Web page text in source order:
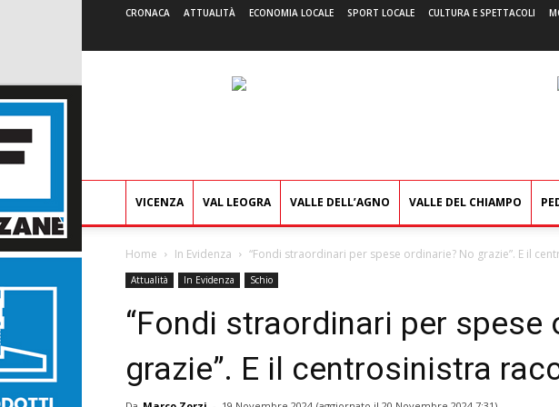
CRONACA ATTUALITÀ ECONOMIA LOCALE SPORT LOCALE CULTURA E SPETTACOLI
VICENZA VAL LEOGRA VALLE DELL’AGNO VALLE DEL CHIAMPO
Home In Evidenza “Fondi straordinari per spese ordinarie? No grazie”. E il
Attualità In Evidenza Schio
“Fondi straordinari per spese
grazie”. E il centrosinistra